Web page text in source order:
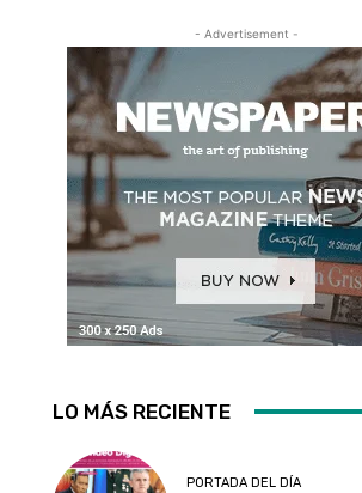
- Advertisement -
LO MÁS RECIENTE
PORTADA DEL DÍA